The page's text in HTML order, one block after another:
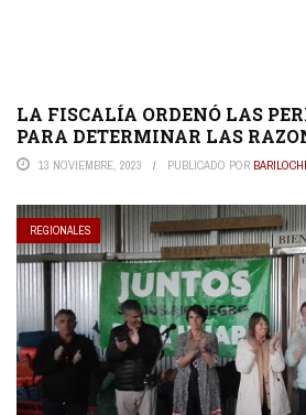
LA FISCALÍA ORDENÓ LAS
PARA DETERMINAR LAS
13 NOVIEMBRE, 2023 PUBLICADO POR
REGIONALES